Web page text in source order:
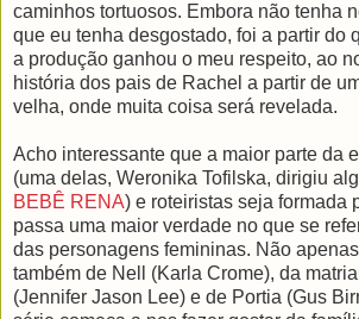
caminhos tortuosos. Embora não tenha
que eu tenha desgostado, foi a partir do
a produção ganhou o meu respeito, ao
história dos pais de Rachel a partir de
velha, onde muita coisa será revelada.
Acho interessante que a maior parte da
(uma delas, Weronika Tofilska, dirigiu
BEBÊ RENA) e roteiristas seja formada
passa uma maior verdade no que se
das personagens femininas. Não
também de Nell (Karla Crome), da
(Jennifer Jason Lee) e de Portia (Gus